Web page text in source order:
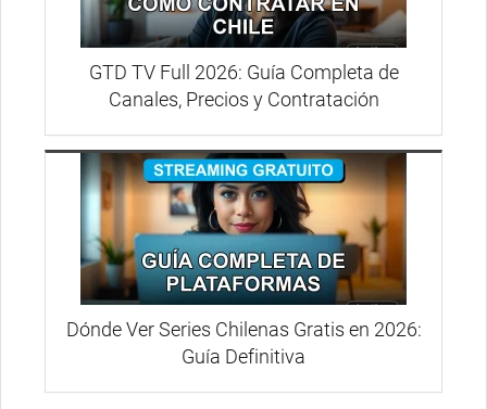
GTD TV Full 2026: Guía Completa de
Canales, Precios y Contratación
Dónde Ver Series Chilenas Gratis en 2026:
Guía Definitiva